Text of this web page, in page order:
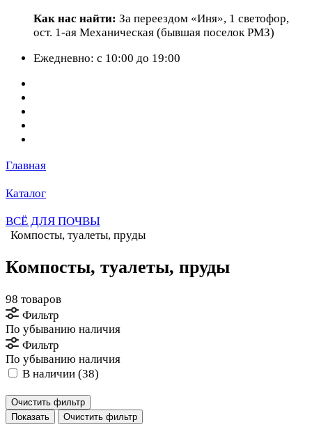
Как нас найти: За переездом «Иня», 1 светофор,
ост. 1-ая Механическая (бывшая поселок РМЗ)
Ежедневно: с 10:00 до 19:00
Главная
Каталог
ВСЁ ДЛЯ ПОЧВЫ
Компосты, туалеты, пруды
Компосты, туалеты, пруды
98 товаров
Фильтр
По убыванию наличия
Фильтр
По убыванию наличия
В наличии (38)
Очистить фильтр
Очистить фильтр